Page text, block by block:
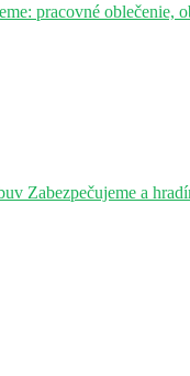
pracovné oblečenie,
Zabezpečujeme a